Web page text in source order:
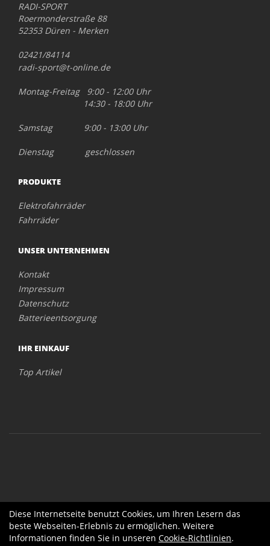
RADI-SPORT
Roermonderstraße 88
52353 Düren - Merken
02421/84114
radi-sport@t-online.de
Montag-Freitag 9:00 - 12:00 Uhr
14:30 - 18:00 Uhr
Samstag 9:00 - 13:00 Uhr
Dienstag geschlossen
PRODUKTE
Elektrofahrräder
Fahrräder
UNSER UNTERNEHMEN
Kontakt
Impressum
Datenschutz
Batterieentsorgung
IHR EINKAUF
Top Artikel
Diese Internetseite benutzt Cookies, um Ihren Lesern das
beste Webseiten-Erlebnis zu ermöglichen. Weitere
Informationen finden Sie in unseren Cookie-Richtlinien.